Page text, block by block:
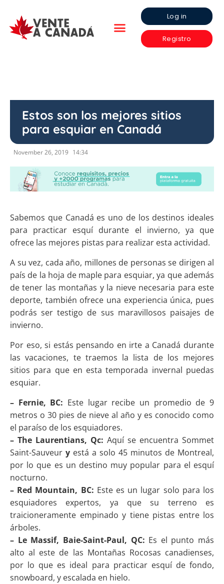
Log in
Registro
Estos son los mejores sitios
para esquiar en Canadá
November 26, 2019 14:34
Sabemos que Canadá es uno de los destinos ideales
para practicar esquí durante el invierno, ya que
ofrece las mejores pistas para realizar esta actividad.
A su vez, cada año, millones de personas se dirigen al
país de la hoja de maple para esquiar, ya que además
de tener las montañas y la nieve necesaria para este
deporte, también ofrece una experiencia única, pues
podrás ser testigo de sus maravillosos paisajes de
invierno.
Por eso, si estás pensando en irte a Canadá durante
las vacaciones, te traemos la lista de los mejores
sitios para que en esta temporada invernal puedas
esquiar.
– Fernie, BC: Este lugar recibe un promedio de 9
metros o 30 pies de nieve al año y es conocido como
el paraíso de los esquiadores.
– The Laurentians, Qc: Aquí se encuentra Sommet
Saint-Sauveur y está a solo 45 minutos de Montreal,
por lo que es un destino muy popular para el esquí
nocturno.
– Red Mountain, BC: Este es un lugar solo para los
esquiadores expertos, ya que su terreno es
traicioneramente empinado y tiene pistas entre los
árboles.
– Le Massif, Baie-Saint-Paul, QC: Es el punto más
alto al este de las Montañas Rocosas canadienses,
por lo que es ideal para practicar esquí de fondo,
snowboard, y escalada en hielo.